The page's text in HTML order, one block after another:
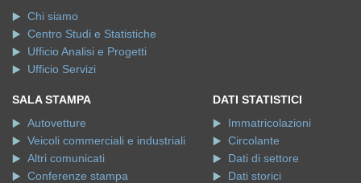
Chi siamo
Centro Studi e Statistiche
Ufficio Analisi e Progetti
Ufficio Servizi
SALA STAMPA
Autovetture
Veicoli commerciali e industriali
Altri comunicati
Conferenze stampa
DATI STATISTICI
Immatricolazioni
Circolante
Dati di settore
Dati storici